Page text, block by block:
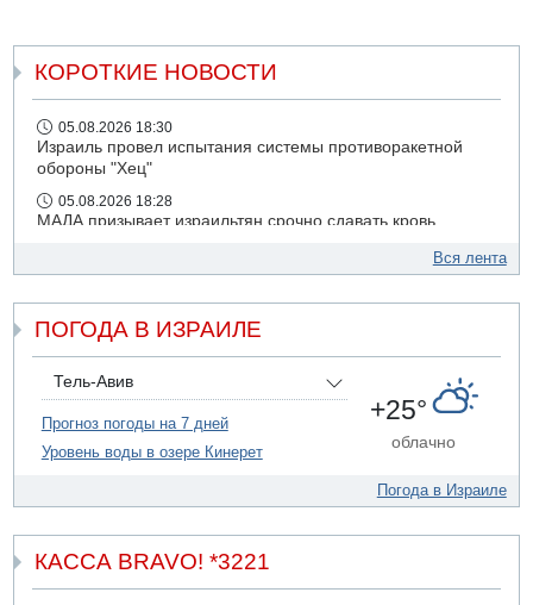
КОРОТКИЕ НОВОСТИ
05.08.2026 18:30
Израиль провел испытания системы противоракетной
обороны "Хец"
05.08.2026 18:28
МАДА призывает израильтян срочно сдавать кровь
Бывший посол Израиля в ООН Гилад Эрдан объявит в
05.08.2026 13:49
На севере Израиля на берег выбросило тело
05.08.2026 13:32
В России горят новые склады
05.08.2026 10:19
Хуситы сообщают об атаке по Саудовскому танкеру
Вся лента
ПОГОДА В ИЗРАИЛЕ
Тель-Авив
Прогноз погоды на 7 дней
Уровень воды в озере Кинерет
+25°
облачно
Погода в Израиле
КАССА BRAVO! *3221